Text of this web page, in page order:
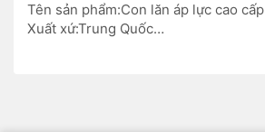
Tên sản phẩm:Con lăn áp lực cao cấp
Xuất xứ:Trung Quốc